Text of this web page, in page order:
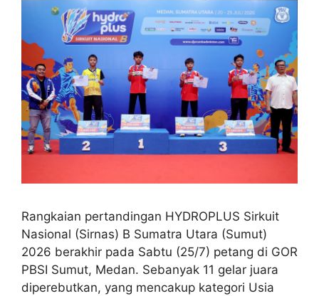
Rangkaian pertandingan HYDROPLUS Sirkuit
Nasional (Sirnas) B Sumatra Utara (Sumut)
2026 berakhir pada Sabtu (25/7) petang di GOR
PBSI Sumut, Medan. Sebanyak 11 gelar juara
diperebutkan, yang mencakup kategori Usia